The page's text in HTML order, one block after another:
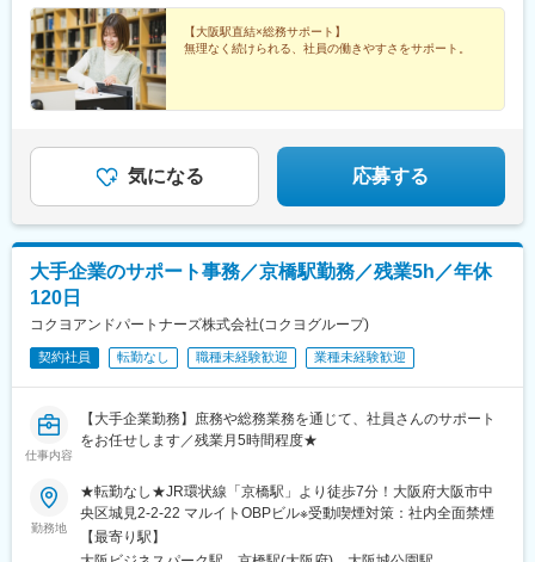
【大阪駅直結×総務サポート】
無理なく続けられる、社員の働きやすさをサポート。
気になる 応募する
大手企業のサポート事務／京橋駅勤務／残業5h／年休
120日
コクヨアンドパートナーズ株式会社(コクヨグループ)
契約社員 転勤なし 職種未経験歓迎 業種未経験歓迎
仕事内容
【大手企業勤務】庶務や総務業務を通じて、社員さんのサポート
をお任せします／残業月5時間程度★
勤務地
★転勤なし★JR環状線「京橋駅」より徒歩7分！大阪府大阪市中
央区城見2-2-22 マルイトOBPビル※受動喫煙対策：社内全面禁煙
【最寄り駅】